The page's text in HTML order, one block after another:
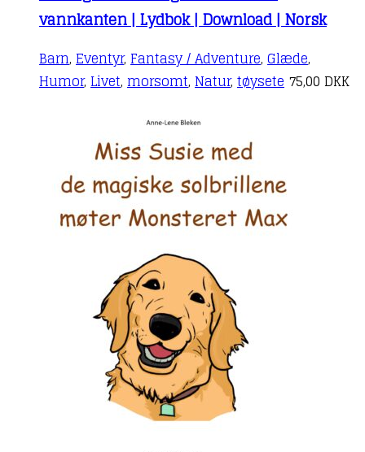
vannkanten | Lydbok | Download | Norsk
Barn, Eventyr, Fantasy / Adventure, Glæde,
Humor, Livet, morsomt, Natur, tøysete 75,00 DKK